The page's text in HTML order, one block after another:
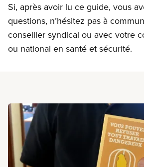
Si, après avoir lu ce guide, vous
questions, n’hésitez pas à
conseiller syndical ou avec votre
ou national en santé et sécurité.
En savoir plus